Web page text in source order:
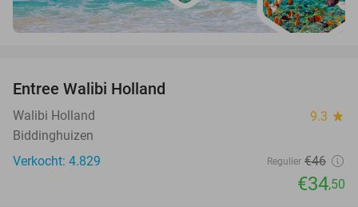
Entree Walibi Holland
Walibi Holland 9.3 star
Biddinghuizen
Verkocht: 4.829
Regulier €46
€34,50